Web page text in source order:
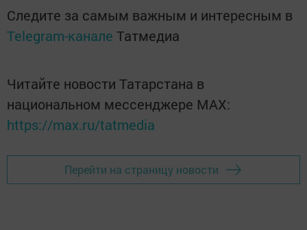
Следите за самым важным и интересным в
Telegram-канале Татмедиа
Читайте новости Татарстана в
национальном мессенджере MАХ:
https://max.ru/tatmedia
Перейти на страницу новости